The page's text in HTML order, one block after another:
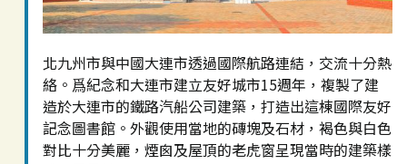
北九州市與中國大連市透過國際航路連結，交流十分熱
絡。爲紀念和大連市建立友好城市15週年，複製了建
造於大連市的鐵路汽船公司建築，打造出這棟國際友好
記念圖書館。外觀使用當地的磚塊及石材，褐色與白色
對比十分美麗，煙囪及屋頂的老虎窗呈現當時的建築樣